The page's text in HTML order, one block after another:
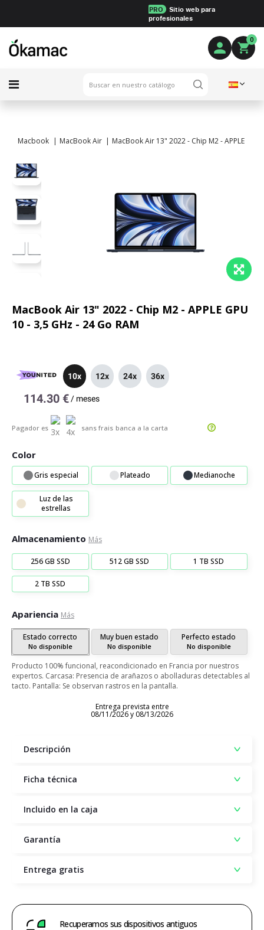
PRO
Sitio web para
profesionales
0
Macbook MacBook Air MacBook Air 13" 2022 - Chip M2 - APPLE
MacBook Air 13" 2022 - Chip M2 - APPLE GPU
10 - 3,5 GHz - 24 Go RAM
10x 12x 24x 36x
114.30 € / meses
Pagador es sans frais banca a la carta
Color
Gris especial Plateado Medianoche
Luz de las
estrellas
Almacenamiento Más
256 GB SSD 512 GB SSD 1 TB SSD
2 TB SSD
Apariencia Más
Estado correcto
No disponible
Muy buen estado
No disponible
Perfecto estado
No disponible
Producto 100% funcional, reacondicionado en Francia por nuestros
expertos. Carcasa: Presencia de arañazos o abolladuras detectables al
tacto. Pantalla: Se observan rastros en la pantalla.
Entrega prevista entre
08/11/2026 y 08/13/2026
Descripción
Ficha técnica
Incluido en la caja
Garantía
Entrega gratis
Recuperamos sus dispositivos antiguos